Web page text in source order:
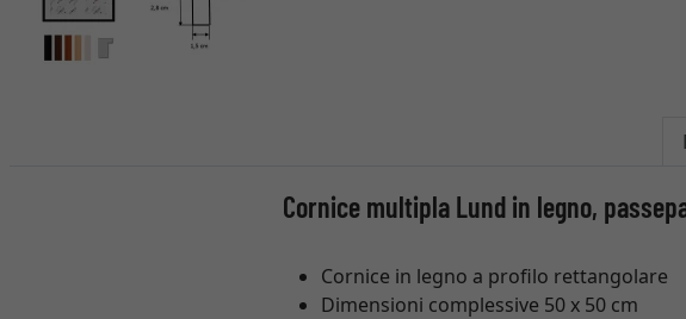
Cornice multipla Lund in legno,
Cornice in legno a profilo rettangolare
Dimensioni complessive 50 x 50 cm